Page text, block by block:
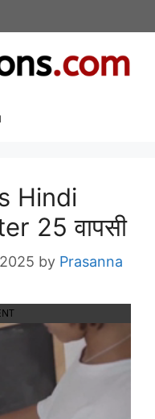
Hindi
25 वापसी
by Prasanna